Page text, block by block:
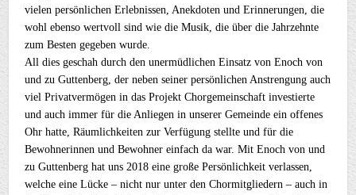
vielen persönlichen Erlebnissen, Anekdoten und Erinnerungen, die
wohl ebenso wertvoll sind wie die Musik, die über die Jahrzehnte
zum Besten gegeben wurde.
All dies geschah durch den unermüdlichen Einsatz von Enoch von
und zu Guttenberg, der neben seiner persönlichen Anstrengung auch
viel Privatvermögen in das Projekt Chorgemeinschaft investierte
und auch immer für die Anliegen in unserer Gemeinde ein offenes
Ohr hatte, Räumlichkeiten zur Verfügung stellte und für die
Bewohnerinnen und Bewohner einfach da war. Mit Enoch von und
zu Guttenberg hat uns 2018 eine große Persönlichkeit verlassen,
welche eine Lücke – nicht nur unter den Chormitgliedern – auch in